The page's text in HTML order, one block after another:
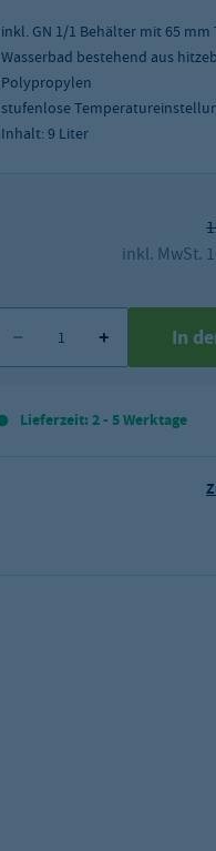
inkl. GN 1/1 Behälter mit 65 mm
Wasserbad bestehend aus
Polypropylen
stufenlose
Inhalt: 9 Liter
inkl. MwSt.
In
Lieferzeit: 2 - 5 Werktage